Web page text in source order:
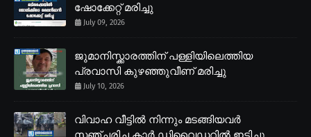
ഷോക്കേറ്റ് മരിച്ചു
July 09, 2026
ജുമാനിസ്ക്കാരത്തിന് പള്ളിയിലെത്തിയ
പ്രവാസി കുഴഞ്ഞുവീണ് മരിച്ചു
July 10, 2026
വിവാഹ വീട്ടിൽ നിന്നും മടങ്ങിയവർ